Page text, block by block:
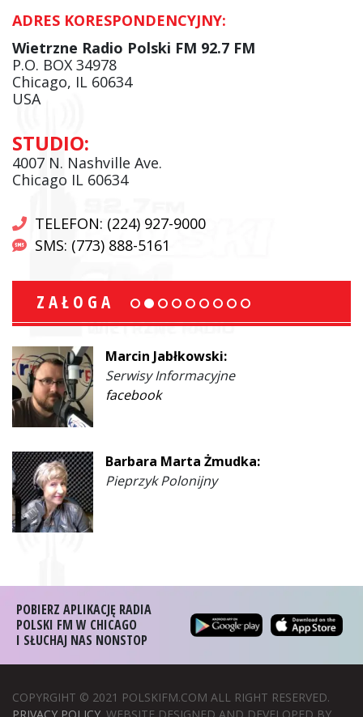
ADRES KORESPONDENCYJNY:
Wietrzne Radio Polski FM 92.7 FM
P.O. BOX 34978
Chicago, IL 60634
USA
STUDIO:
4007 N. Nashville Ave.
Chicago IL 60634
TELEFON: (224) 927-9000
SMS: (773) 888-5161
ZAŁOGA
Marcin Jabłkowski:
Serwisy Informacyjne
facebook
Barbara Marta Żmudka:
Pieprzyk Polonijny
POBIERZ APLIKACJĘ RADIA
POLSKI FM W CHICAGO
I SŁUCHAJ NAS NONSTOP
COPYRGIHT © 2021 POLSKIFM.COM ALL RIGHT RESERVED.